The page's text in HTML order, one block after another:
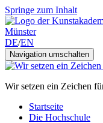
Springe zum Inhalt
DE/EN
Navigation umschalten
Wir setzen ein Zeichen
Startseite
Die Hochschule